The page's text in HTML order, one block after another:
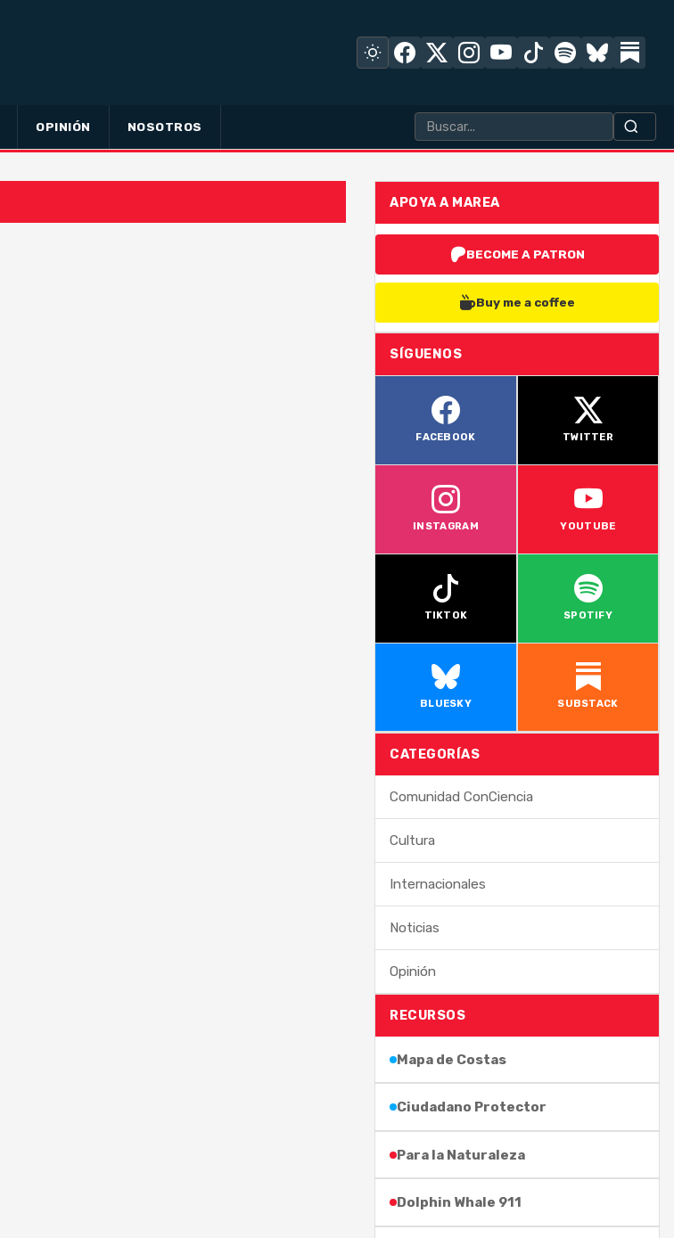
OPINIÓN NOSOTROS
APOYA A MAREA
BECOME A PATRON
Buy me a coffee
SÍGUENOS
FACEBOOK TWITTER
INSTAGRAM YOUTUBE
TIKTOK SPOTIFY
BLUESKY SUBSTACK
CATEGORÍAS
Comunidad ConCiencia
Cultura
Internacionales
Noticias
Opinión
RECURSOS
Mapa de Costas
Ciudadano Protector
Para la Naturaleza
Dolphin Whale 911